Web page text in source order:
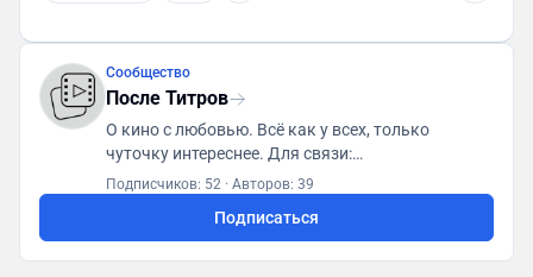
Сообщество
После Титров
О кино с любовью. Всё как у всех, только
чуточку интереснее. Для связи:
posletitrov@yandex.ru
Подписчиков: 52 · Авторов: 39
Подписаться